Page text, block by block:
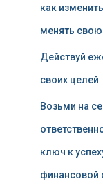
как
менять
Действуй
своих целей
Возьми на
ключ к
финансовой